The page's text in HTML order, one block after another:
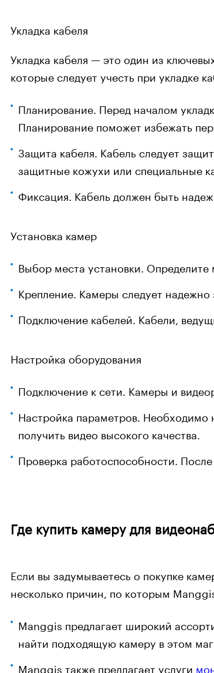
Укладка кабеля
Укладка кабеля — это один из
которые следует учесть при укладке
Планирование. Перед началом
Планирование поможет избежать
Защита кабеля. Кабель следует
защитные кожухи или специальные
Фиксация. Кабель должен быть
Установка камер
Выбор места установки. Определите
Крепление. Камеры следует
Подключение кабелей. Кабели,
Настройка оборудования
Подключение к сети. Камеры и
Настройка параметров. Необходимо
получить видео высокого качества.
Проверка работоспособности.
Где купить камеру для
Если вы задумываетесь о покупке
несколько причин, по которым
Manggis предлагает широкий
найти подходящую камеру в этом
Manggis также предлагает услуги